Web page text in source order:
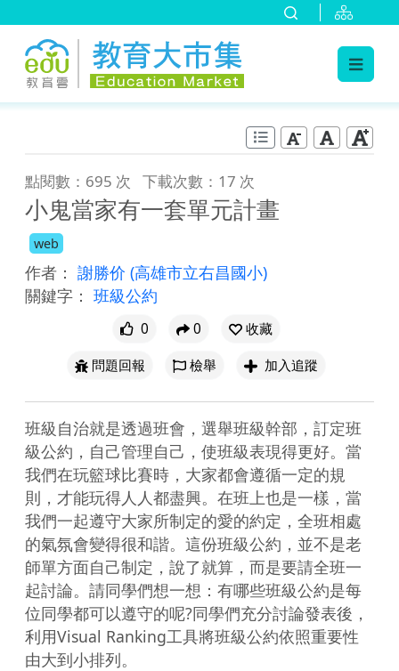
點閱數：695 次 下載次數：17 次
小鬼當家有一套單元計畫
web
作者： 謝勝价 (高雄市立右昌國小)
關鍵字： 班級公約
0 0
收藏
問題回報
檢舉 加入追蹤
班級自治就是透過班會，選舉班級幹部，訂定班
級公約，自己管理自己，使班級表現得更好。當
我們在玩籃球比賽時，大家都會遵循一定的規
則，才能玩得人人都盡興。在班上也是一樣，當
我們一起遵守大家所制定的愛的約定，全班相處
的氣氛會變得很和諧。這份班級公約，並不是老
師單方面自己制定，說了就算，而是要請全班一
起討論。請同學們想一想：有哪些班級公約是每
位同學都可以遵守的呢?同學們充分討論發表後，
利用Visual Ranking工具將班級公約依照重要性
由大到小排列。